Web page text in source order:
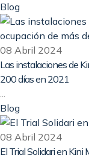
Blog
08 Abril 2024
Las instalaciones de
200 días en 2021
...
Blog
08 Abril 2024
El Trial Solidari en